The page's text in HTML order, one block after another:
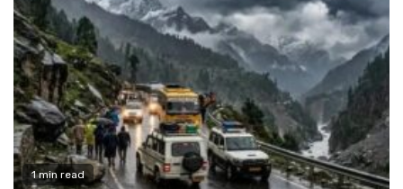
1 min read